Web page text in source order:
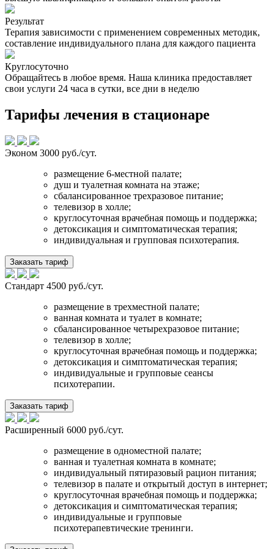
Результат
Терапия зависимости с применением современных методик,
составление индивидуального плана для каждого пациента
Круглосуточно
Обращайтесь в любое время. Наша клиника предоставляет
свои услуги 24 часа в сутки, все дни в неделю
Тарифы лечения в стационаре
Эконом 3000 руб./сут.
размещение 6-местной палате;
душ и туалетная комната на этаже;
сбалансированное трехразовое питание;
телевизор в холле;
круглосуточная врачебная помощь и поддержка;
детоксикация и симптоматическая терапия;
индивидуальная и групповая психотерапия.
Заказать тариф
Стандарт 4500 руб./сут.
размещение в трехместной палате;
ванная комната и туалет в комнате;
сбалансированное четырехразовое питание;
телевизор в холле;
круглосуточная врачебная помощь и поддержка;
детоксикация и симптоматическая терапия;
индивидуальные и групповые сеансы
психотерапии.
Заказать тариф
Расширенный 6000 руб./сут.
размещение в одноместной палате;
ванная и туалетная комната в комнате;
индивидуальный пятиразовый рацион питания;
телевизор в палате и открытый доступ в интернет;
круглосуточная врачебная помощь и поддержка;
детоксикация и симптоматическая терапия;
индивидуальные и групповые
психотерапевтические тренинги.